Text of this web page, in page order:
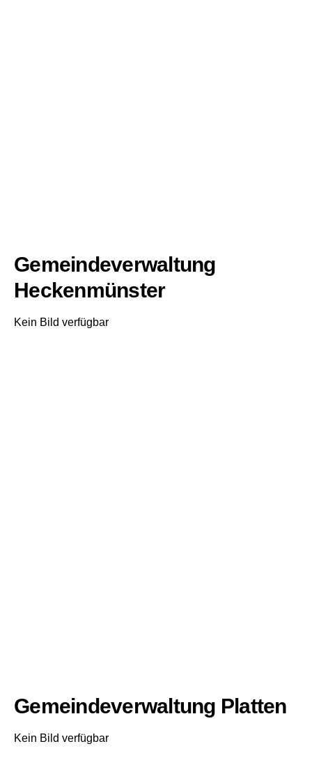
Gemeindeverwaltung
Heckenmünster
Kein Bild verfügbar
Gemeindeverwaltung Platten
Kein Bild verfügbar